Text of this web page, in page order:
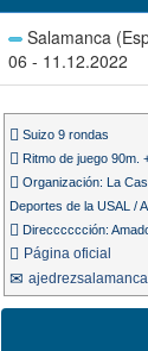
Salamanca
06 - 11.12.2022
Suizo 9 rondas
Ritmo de juego 90m.
Organización: La
Deportes de la USAL /
Direcccccción:
Página oficial